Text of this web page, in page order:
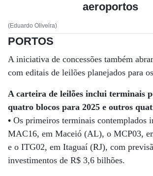
aeroportos
(Eduardo Oliveira)
PORTOS
A iniciativa de concessões também
com editais de leilões planejados para
A carteira de leilões inclui terminais
quatro blocos para 2025 e outros
• Os primeiros terminais contemplados
MAC16, em Maceió (AL), o MCP03,
e o ITG02, em Itaguaí (RJ), com
investimentos de R$ 3,6 bilhões.